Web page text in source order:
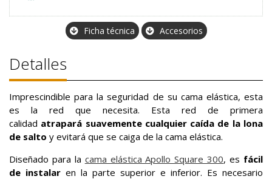
Ficha técnica Accesorios
Detalles
Imprescindible para la seguridad de su cama elástica, esta
es la red que necesita. Esta red de primera
calidad atrapará suavemente cualquier caída de la lona
de salto y evitará que se caiga de la cama elástica.
Diseñado para la cama elástica Apollo Square 300, es fácil
de instalar en la parte superior e inferior. Es necesario